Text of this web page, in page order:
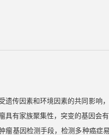
遗传因素和环境因素的共同影响
具有家族聚集性，突变的基因会
瘤基因检测手段，检测多种癌症